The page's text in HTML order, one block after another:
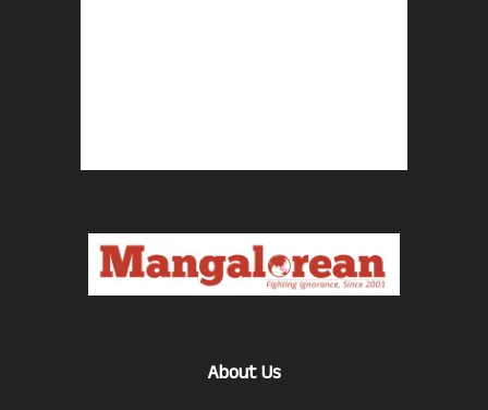
About Us